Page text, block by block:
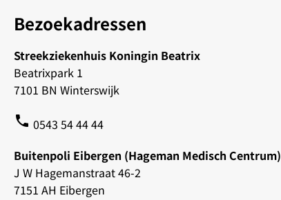
Bezoekadressen
Streekziekenhuis Koningin Beatrix
Beatrixpark 1
7101 BN Winterswijk
phone 0543 54 44 44
Buitenpoli Eibergen (Hageman Medisch Centrum)
J W Hagemanstraat 46-2
7151 AH Eibergen